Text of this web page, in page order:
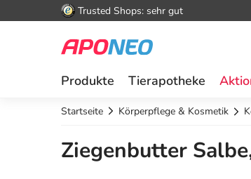
Trusted Shops: sehr gut
Produkte Tierapotheke
Startseite Körperpflege & Kosmetik
Ziegenbutter